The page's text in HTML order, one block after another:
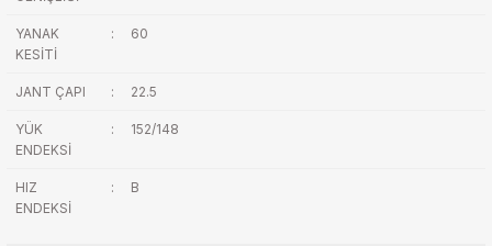
YANAK
KESİTİ
: 60
JANT ÇAPI : 22.5
YÜK
ENDEKSİ
: 152/148
HIZ
ENDEKSİ
: B